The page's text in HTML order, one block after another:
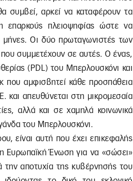
συμβεί, αρκεί να καταφέρουν τα
επαρκούς πλειοψηφίας ώστε να
μήνες. Οι δύο πρωταγωνιστές των
συμμετέχουν σε αυτές. Ο ένας,
(PDL) του Μπερλουσκόνι και
που αμφισβητεί κάθε προσπάθεια
και απευθύνεται στη μικρομεσαία
αλλά και σε χαμηλά κοινωνικά
του Μπερλουσκόνι.
είναι αυτή που έχει επικεφαλής
Ευρωπαϊκή Ένωση για να «σώσει»
αποτυχία της κυβέρνησής του